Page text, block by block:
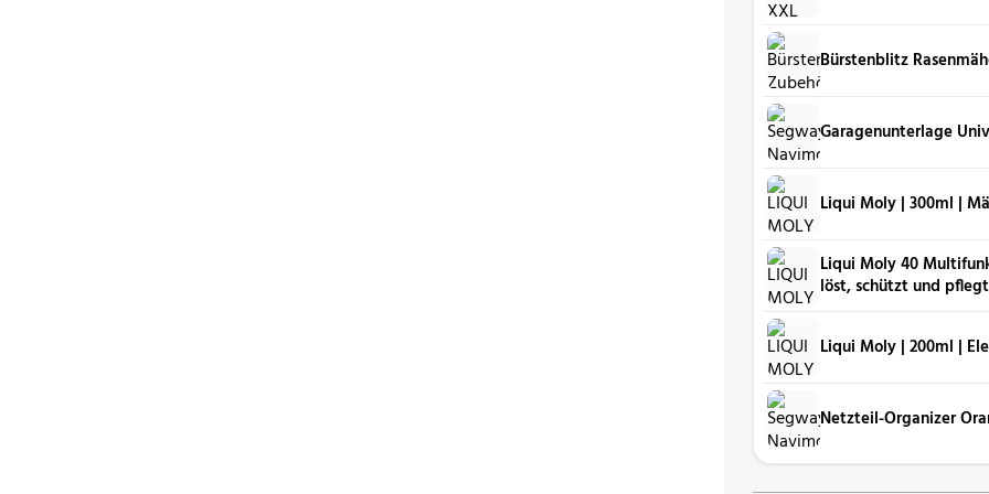
Bürstenblitz
Garagenunterlage
Liqui Moly | 300ml |
Liqui Moly 40
löst, schützt und pflegt
Liqui Moly | 200ml |
Netzteil-Organizer